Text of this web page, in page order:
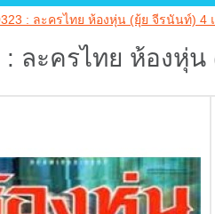
: ละครไทย ห้องหุ่น (ยุ้ย จีรนันท์) 4
: ละครไทย ห้องหุ่